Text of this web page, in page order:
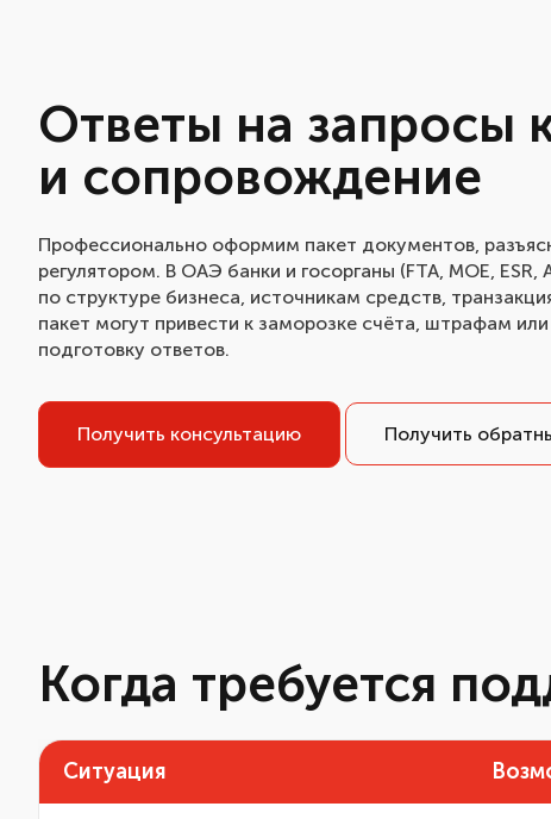
Ответы на запросы
и сопровождение
Профессионально оформим пакет документов,
регулятором. В ОАЭ банки и госорганы (FTA, MOE,
по структуре бизнеса, источникам средств,
пакет могут привести к заморозке счёта, штрафам
подготовку ответов.
Получить консультацию Получить
Когда требуется
Ситуация